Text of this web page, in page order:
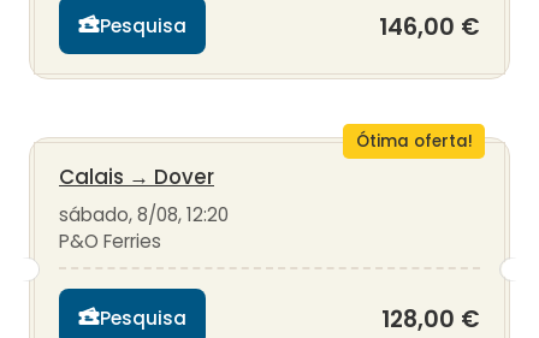
Pesquisa 146,00 €
Ótima oferta!
Calais → Dover
sábado, 8/08, 12:20
P&O Ferries
Pesquisa 128,00 €